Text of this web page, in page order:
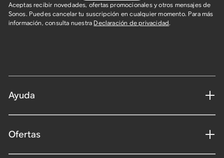
Aceptas recibir novedades, ofertas promocionales y otros mensajes de
Sonos. Puedes cancelar tu suscripción en cualquier momento. Para más
información, consulta nuestra Declaración de privacidad.
Ayuda
Ofertas